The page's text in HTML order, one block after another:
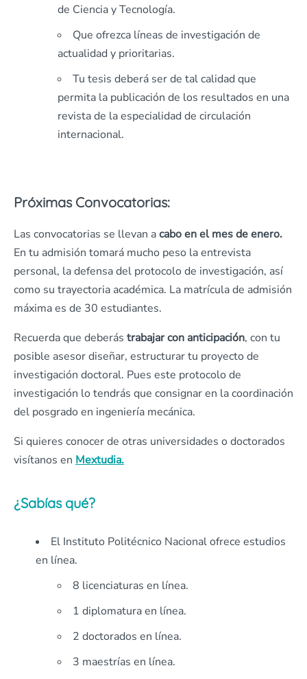
de Ciencia y Tecnología.
Que ofrezca líneas de investigación de
actualidad y prioritarias.
Tu tesis deberá ser de tal calidad que
permita la publicación de los resultados en una
revista de la especialidad de circulación
internacional.
Próximas Convocatorias:
Las convocatorias se llevan acabo en el mes de enero.
En tu admisión tomará mucho peso la entrevista
personal, la defensa del protocolo de investigación, así
como su trayectoria académica. La matrícula de admisión
máxima es de 30 estudiantes.
Recuerda que deberás trabajar con anticipación, con tu
posible asesor diseñar, estructurar tu proyecto de
investigación doctoral. Pues este protocolo de
investigación lo tendrás que consignar en la coordinación
del posgrado en ingeniería mecánica.
Si quieres conocer de otras universidades o doctorados
visítanos en Mextudia.
¿Sabías qué?
El Instituto Politécnico Nacional ofrece estudios
en línea.
8 licenciaturas en línea.
1 diplomatura en línea.
2 doctorados en línea.
3 maestrías en línea.